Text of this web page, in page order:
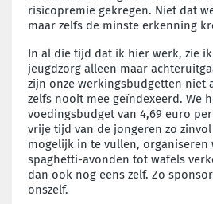
risicopremie gekregen. Niet dat
maar zelfs de minste erkenning
In al die tijd dat ik hier werk, zie
jeugdzorg alleen maar
zijn onze werkingsbudgetten niet
zelfs nooit mee geïndexeerd. We
voedingsbudget van 4,69 euro
vrije tijd van de jongeren zo
mogelijk in te vullen, organiseren
spaghetti-avonden tot wafels
dan ook nog eens zelf. Zo
onszelf.